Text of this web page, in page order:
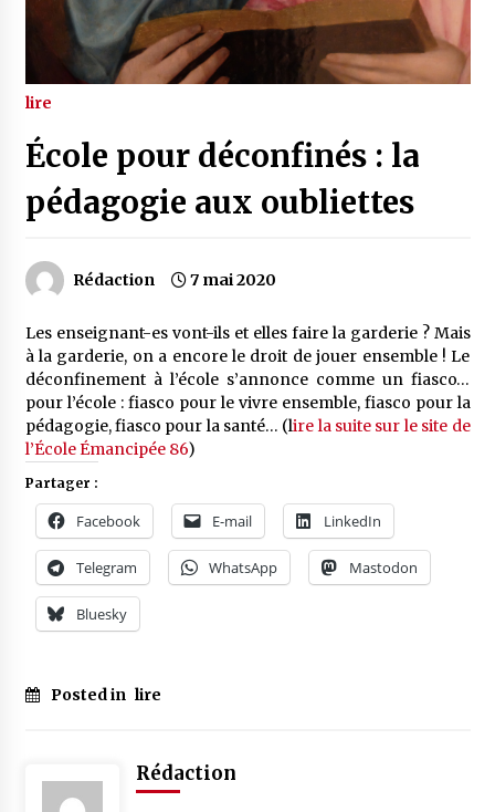
lire
École pour déconfinés : la
pédagogie aux oubliettes
Rédaction 7 mai 2020
Les enseignant-es vont-ils et elles faire la garderie ? Mais
à la garderie, on a encore le droit de jouer ensemble ! Le
déconfinement à l’école s’annonce comme un fiasco…
pour l’école : fiasco pour le vivre ensemble, fiasco pour la
pédagogie, fiasco pour la santé… (lire la suite sur le site de
l’École Émancipée 86)
Partager :
Facebook E-mail LinkedIn
Telegram WhatsApp Mastodon
Bluesky
Posted in lire
Rédaction